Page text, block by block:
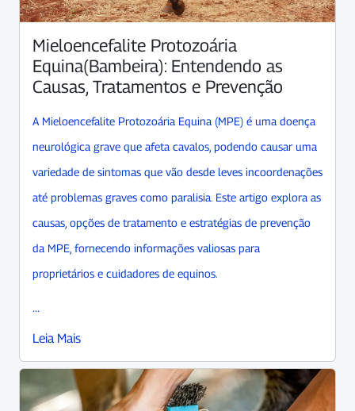
Mieloencefalite Protozoária
Equina(Bambeira): Entendendo as
Causas, Tratamentos e Prevenção
A Mieloencefalite Protozoária Equina (MPE) é uma doença
neurológica grave que afeta cavalos, podendo causar uma
variedade de sintomas que vão desde leves incoordenações
até problemas graves como paralisia. Este artigo explora as
causas, opções de tratamento e estratégias de prevenção
da MPE, fornecendo informações valiosas para
proprietários e cuidadores de equinos.
...
Leia Mais